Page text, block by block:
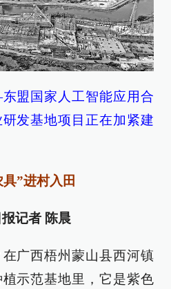
盟国家人工智能应用合
发基地项目正在加紧建
”进村入田
记者 陈晨
广西梧州蒙山县西河镇
示范基地里，它是紫色